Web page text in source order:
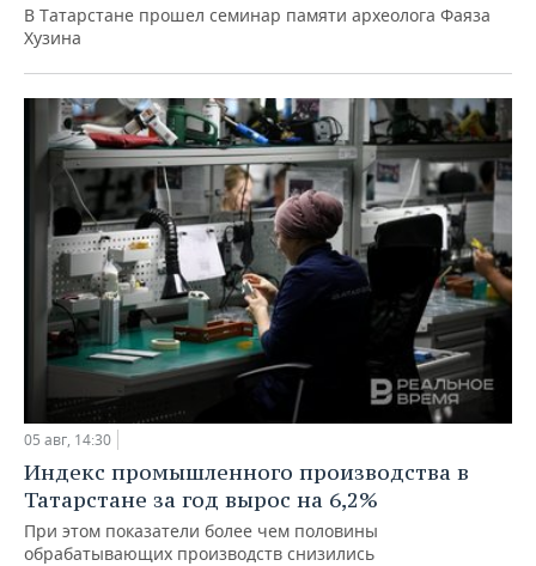
В Татарстане прошел семинар памяти археолога Фаяза
Хузина
05 авг, 14:30
Индекс промышленного производства в
Татарстане за год вырос на 6,2%
При этом показатели более чем половины
обрабатывающих производств снизились